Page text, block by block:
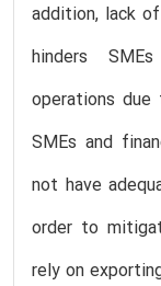
addition, lack
hinders
operations
SMEs and
not have
order to
rely on